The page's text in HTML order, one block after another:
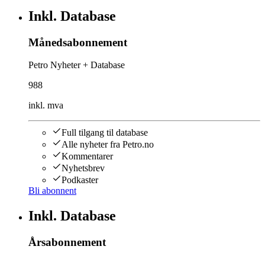
Inkl. Database
Månedsabonnement
Petro Nyheter + Database
988
inkl. mva
Full tilgang til database
Alle nyheter fra Petro.no
Kommentarer
Nyhetsbrev
Podkaster
Bli abonnent
Inkl. Database
Årsabonnement